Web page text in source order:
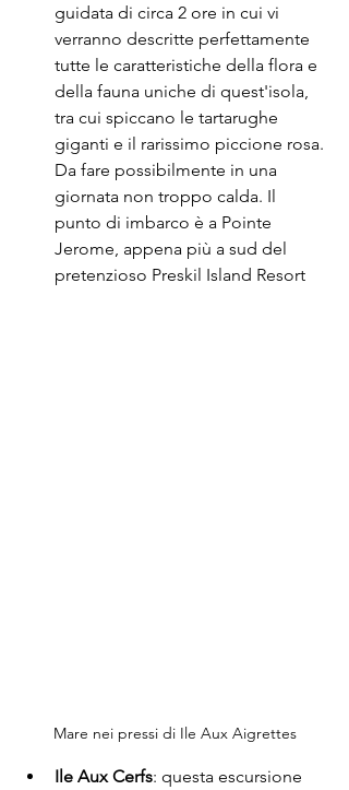
guidata di circa 2 ore in cui vi
verranno descritte perfettamente
tutte le caratteristiche della flora e
della fauna uniche di quest'isola,
tra cui spiccano le tartarughe
giganti e il rarissimo piccione rosa.
Da fare possibilmente in una
giornata non troppo calda. Il
punto di imbarco è a Pointe
Jerome, appena più a sud del
pretenzioso Preskil Island Resort
Mare nei pressi di Ile Aux Aigrettes
Ile Aux Cerfs: questa escursione